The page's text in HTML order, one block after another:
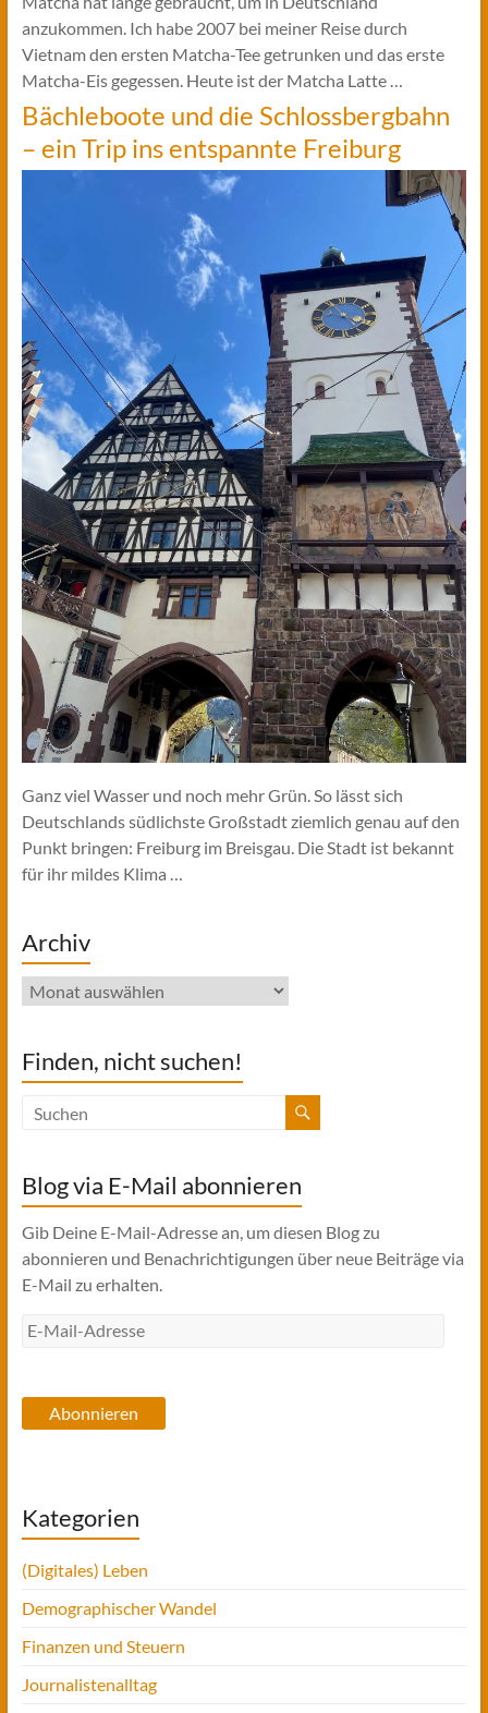
anzukommen. Ich habe 2007 bei meiner Reise durch
Vietnam den ersten Matcha-Tee getrunken und das erste
Matcha-Eis gegessen. Heute ist der Matcha Latte …
Bächleboote und die Schlossbergbahn
– ein Trip ins entspannte Freiburg
Ganz viel Wasser und noch mehr Grün. So lässt sich
Deutschlands südlichste Großstadt ziemlich genau auf den
Punkt bringen: Freiburg im Breisgau. Die Stadt ist bekannt
für ihr mildes Klima …
Archiv
Archiv
Finden, nicht suchen!
Blog via E-Mail abonnieren
Gib Deine E-Mail-Adresse an, um diesen Blog zu
abonnieren und Benachrichtigungen über neue Beiträge via
E-Mail zu erhalten.
E-
Abonnieren
Kategorien
(Digitales) Leben
Demographischer Wandel
Finanzen und Steuern
Journalistenalltag